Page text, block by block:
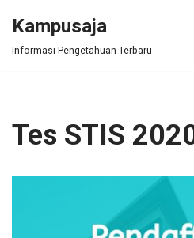
Skip
Kampusaja
Informasi Pengetahuan Terbaru
Tes STIS